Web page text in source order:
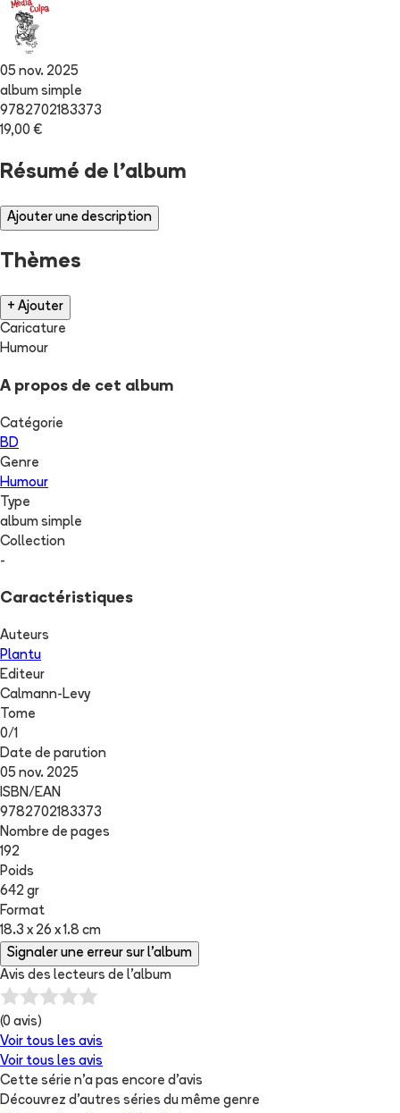
05 nov. 2025
album simple
9782702183373
19,00 €
Résumé de l'album
Ajouter une description
Thèmes
+ Ajouter
Caricature
Humour
A propos de cet album
Catégorie
BD
Genre
Humour
Type
album simple
Collection
-
Caractéristiques
Auteurs
Plantu
Editeur
Calmann-Levy
Tome
0/1
Date de parution
05 nov. 2025
ISBN/EAN
9782702183373
Nombre de pages
192
Poids
642 gr
Format
18.3 x 26 x 1.8 cm
Signaler une erreur sur l'album
Avis des lecteurs de l'album
(0 avis)
Voir tous les avis
Voir tous les avis
Cette série n'a pas encore d'avis
Découvrez d'autres séries du même genre